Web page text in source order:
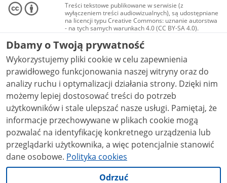
Treści tekstowe publikowane w serwisie (z
wyłączeniem treści audiowizualnych), są udostępniane
na licencji typu Creative Commons: uznanie autorstwa
- na tych samych warunkach 4.0 (CC BY-SA 4.0).
Materiały audiowizualne, w tym zdjęcia, materiały
audio i wideo, są udostępniane na licencji typu
Creative Commons: uznanie autorstwa użycie
niekomercyjne - bez utworów zależnych 4.0 (CC BY-
NC-ND 4.0), o ile nie jest to stwierdzone inaczej.
Dbamy o Twoją prywatność
Wykorzystujemy pliki cookie w celu zapewnienia
prawidłowego funkcjonowania naszej witryny oraz do
analizy ruchu i optymalizacji działania strony. Dzięki nim
możemy lepiej dostosować treści do potrzeb
użytkowników i stale ulepszać nasze usługi. Pamiętaj, że
informacje przechowywane w plikach cookie mogą
pozwalać na identyfikację konkretnego urządzenia lub
przeglądarki użytkownika, a więc potencjalnie stanowić
dane osobowe. Polityka cookies
Odrzuć